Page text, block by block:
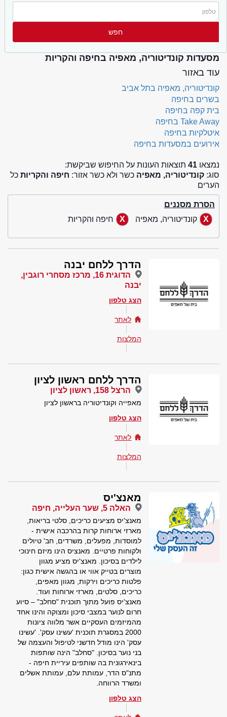
מסעדות קונדיטוריה, מאפיה בחיפה והקריות
עוד באזור
קונדיטוריה, מאפיה בתל אביב
בשרים בחיפה
בית קפה בחיפה
Take Away בחיפה
איטלקיות בחיפה
אירועים במסעדות בחיפה
נמצאו 41 תוצאות העונות על החיפוש שביקשת:
סוג: קונדיטוריה, מאפיה כשר ולא כשר אזור: חיפה והקריות כל
הערים
הסרת מסננים
קונדיטוריה, מאפיה
חיפה והקריות
הדרך ללחם יבנה
הדוגית 16, מרכז מסחרי רוגבין,
יבנה
הצג טלפון
לאתר
המלצות
הדרך ללחם ראשון לציון
הרצל 158, ראשון לציון
מאפייה וקונדיטוריה בראשון לציון
הצג טלפון
לאתר
המלצות
מאנצ'יס
האלה 5, שער העלייה, חיפה
מאנצ'יס מציעים כריכים, סלטי בריאות,
מארזי ארוחות קרות בהרכבה אישית -
למוסדות, מפעלים, משרדים, חב' טיולים
ולקוחות פרטיים. מאנציס הינו מיזם חינוכי
לילדים בסיכון. מאנצ'יס מציע מגוון
מוצרים בטייק אווי או בהגשה אישית כגון:
פלטות כריכים וירקות, מגוון מאפים,
כריכים, סלטים, מארזי ארוחות ועוד.
מאנצ'יס פועל מתוך תוכנית "סחלב" – סיוע
חרום לנוער במצבי סיכון ומצוקה והינו אחד
מהמיזמים העסקיים אשר מלווה ציונות
2000 במסגרת תוכנית 'עשינו עסק'. 'עשינו
עסק' הינו מודל חדשני לטיפול והעצמה של
בני נוער בסיכון. "סחלב" הינה שותפות
בינאירגונית בה שותפים עיריית חיפה -
מתנ"ס הדר, עמותת עלם, עמותת אשלים
ומשרד הרווחה.
הצג טלפון